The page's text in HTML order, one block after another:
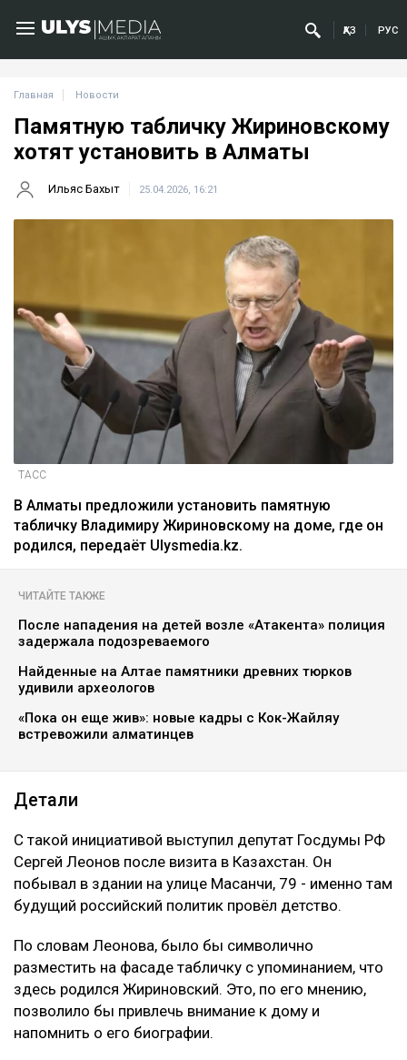
ҚАЗ РУС
Главная Новости
Памятную табличку Жириновскому
хотят установить в Алматы
Ильяс Бахыт 25.04.2026, 16:21
ТАСС
В Алматы предложили установить памятную
табличку Владимиру Жириновскому на доме, где он
родился, передаёт Ulysmedia.kz.
ЧИТАЙТЕ ТАКЖЕ
После нападения на детей возле «Атакента» полиция
задержала подозреваемого
Найденные на Алтае памятники древних тюрков
удивили археологов
«Пока он еще жив»: новые кадры с Кок-Жайляу
встревожили алматинцев
Детали
С такой инициативой выступил депутат Госдумы РФ
Сергей Леонов после визита в Казахстан. Он
побывал в здании на улице Масанчи, 79 - именно там
будущий российский политик провёл детство.
По словам Леонова, было бы символично
разместить на фасаде табличку с упоминанием, что
здесь родился Жириновский. Это, по его мнению,
позволило бы привлечь внимание к дому и
напомнить о его биографии.